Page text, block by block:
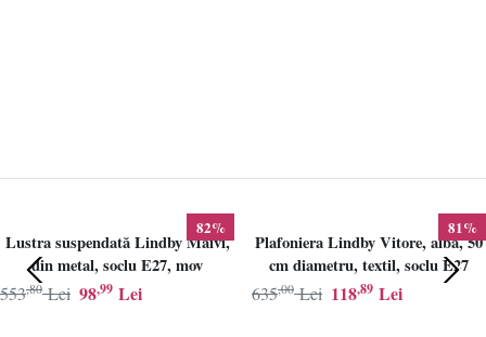
82%
Lustra suspendată Lindby Maivi,
din metal, soclu E27, mov
98,99 Lei
553,80 Lei
81%
Plafoniera Lindby Vitore, alba, 50
cm diametru, textil, soclu E27
118,89 Lei
635,00 Lei